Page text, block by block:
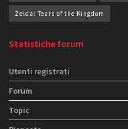
Zelda: Tears of the Kingdom
Statistiche forum
Utenti registrati
Forum
Topic